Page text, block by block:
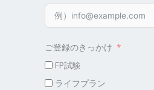
ご登録のきっかけ
FP試験
ライフプラン